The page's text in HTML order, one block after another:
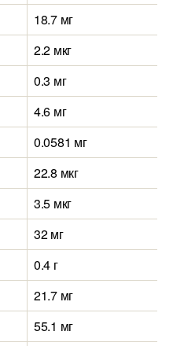
18.7 мг
2.2 мкг
0.3 мг
4.6 мг
0.0581 мг
22.8 мкг
3.5 мкг
32 мг
0.4 г
21.7 мг
55.1 мг